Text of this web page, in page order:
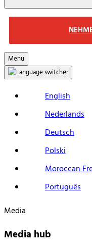
Menu
English
Nederlands
Deutsch
Polski
Moroccan
Português
Media
Media hub